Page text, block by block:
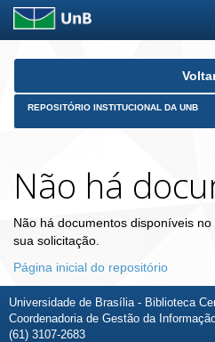
Skip
REPOSITÓRIO INSTITUCIONAL DA UNB
Não há
Não há documentos disponíveis
sua solicitação.
Página inicial do repositório
Universidade de Brasília - Biblioteca
Coordenadoria de Gestão da
(61) 3107-2683